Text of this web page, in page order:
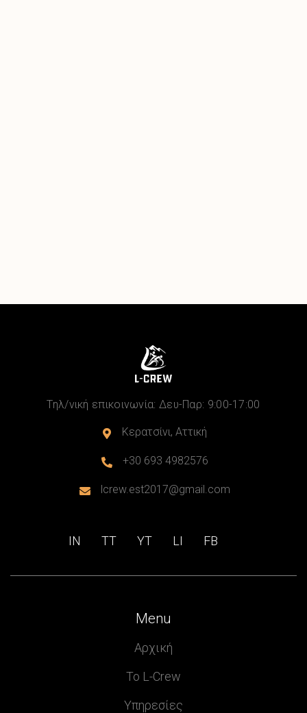
Τηλ/νική επικοινωνία: Δευ-Παρ: 9:00-17:00
 Κερατσίνι, Αττική
 +30 693 4982576
 lcrew.est2017@gmail.com
IN ΤΤ ΥΤ LI FB
Menu
Αρχική
Το L-Crew
Υπηρεσίες